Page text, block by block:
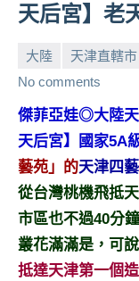
金
號
節
班
底、
外
景
目
主
持、
天后宮】老
大陸 天津直轄市
No comments
傑菲亞娃◎大陸
天后宮】國家5A
藝苑」的天津四藝
從台灣桃機飛抵
市區也不過40分
叢花滿滿是，可
抵達天津第一個